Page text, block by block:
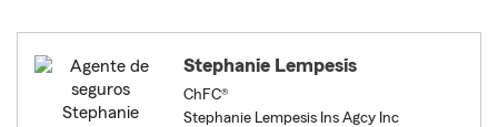
Stephanie Lempesis
ChFC®
Stephanie Lempesis Ins Agcy Inc